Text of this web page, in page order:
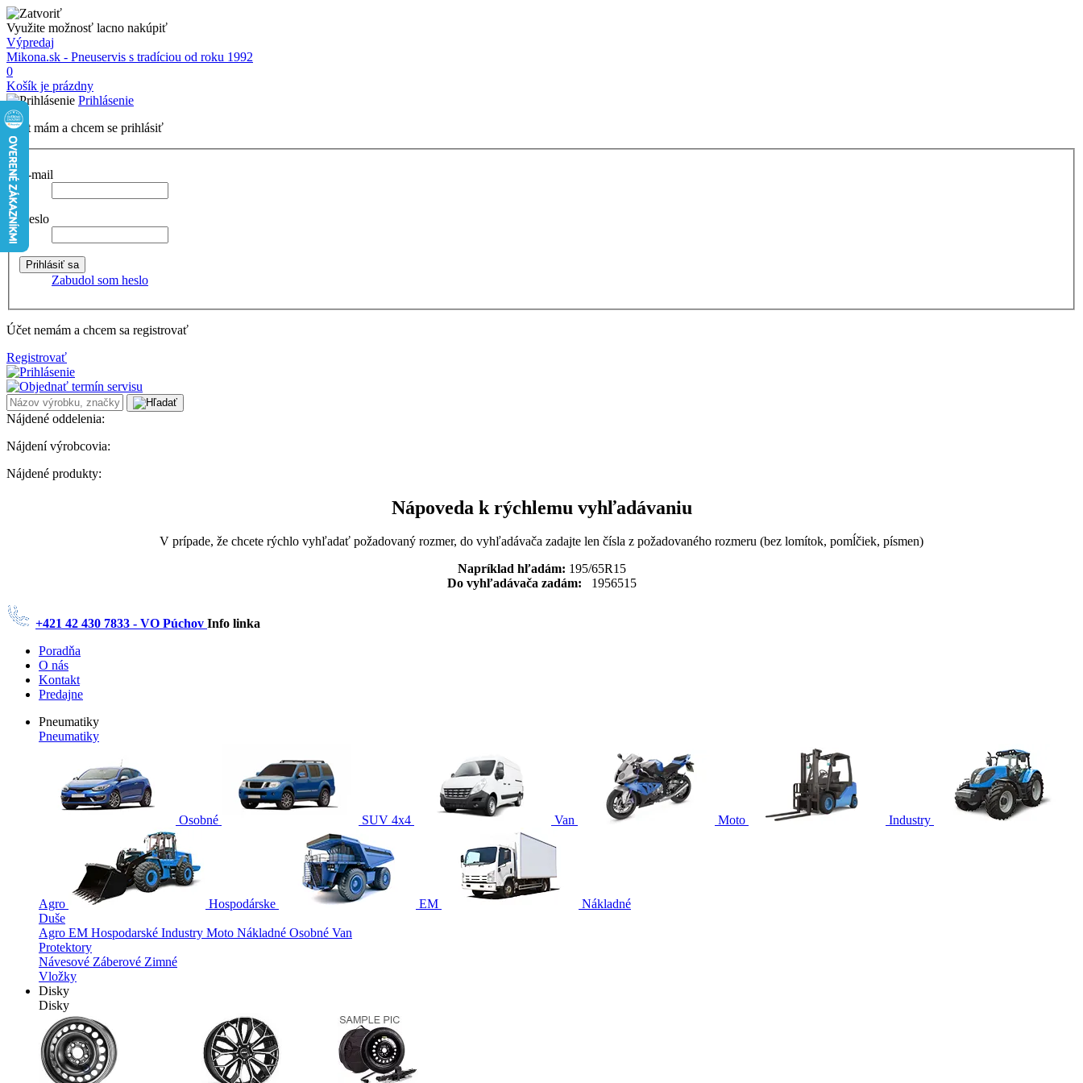
Využite možnosť lacno nakúpiť
Výpredaj
Mikona.sk - Pneuservis s tradíciou od roku 1992
0
Košík je prázdny
Prihlásenie
Účet mám a chcem se prihlásiť
E-mail
Heslo
Zabudol som heslo
Účet nemám a chcem sa registrovať
Registrovať
Nájdené oddelenia:
Nájdení výrobcovia:
Nájdené produkty:
Nápoveda k rýchlemu vyhľadávaniu
V prípade, že chcete rýchlo vyhľadať požadovaný rozmer, do vyhľadávača zadajte len čísla z požadovaného rozmeru (bez lomítok, pomĺčiek, písmen)
Napríklad hľadám: 195/65R15
Do vyhľadávača zadám: 1956515
+421 42 430 7833 - VO Púchov Info linka
Poradňa
O nás
Kontakt
Predajne
Pneumatiky
Pneumatiky
Osobné SUV 4x4 Van Moto Industry
Agro Hospodárske EM
Nákladné
Duše
Agro EM Hospodarské Industry Moto Nákladné Osobné Van
Protektory
Návesové Záberové Zimné
Vložky
Disky
Disky